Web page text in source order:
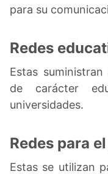
para su
Redes
Estas
de carácter
universidades.
Redes para
Estas se utilizan